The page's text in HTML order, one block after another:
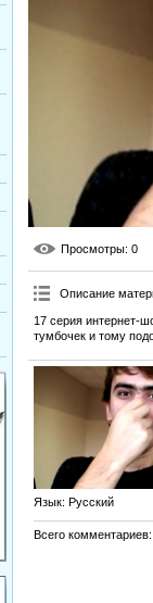
Просмотры: 0
Описание
17 серия интернет-
тумбочек и тому
Язык: Русский
Всего комментариев: